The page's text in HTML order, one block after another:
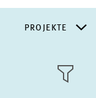
PROJEKTE
KACHEL